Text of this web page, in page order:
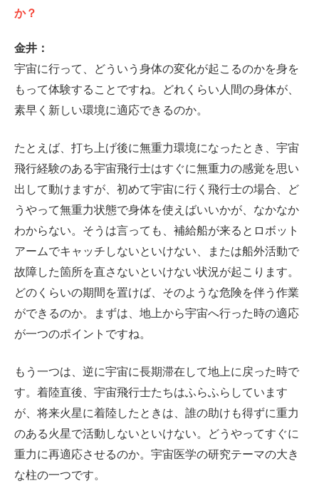
か？
金井：
宇宙に行って、どういう身体の変化が起こるのかを身を
もって体験することですね。どれくらい人間の身体が、
素早く新しい環境に適応できるのか。
たとえば、打ち上げ後に無重力環境になったとき、宇宙
飛行経験のある宇宙飛行士はすぐに無重力の感覚を思い
出して動けますが、初めて宇宙に行く飛行士の場合、ど
うやって無重力状態で身体を使えばいいかが、なかなか
わからない。そうは言っても、補給船が来るとロボット
アームでキャッチしないといけない、または船外活動で
故障した箇所を直さないといけない状況が起こります。
どのくらいの期間を置けば、そのような危険を伴う作業
ができるのか。まずは、地上から宇宙へ行った時の適応
が一つのポイントですね。
もう一つは、逆に宇宙に長期滞在して地上に戻った時で
す。着陸直後、宇宙飛行士たちはふらふらしています
が、将来火星に着陸したときは、誰の助けも得ずに重力
のある火星で活動しないといけない。どうやってすぐに
重力に再適応させるのか。宇宙医学の研究テーマの大き
な柱の一つです。